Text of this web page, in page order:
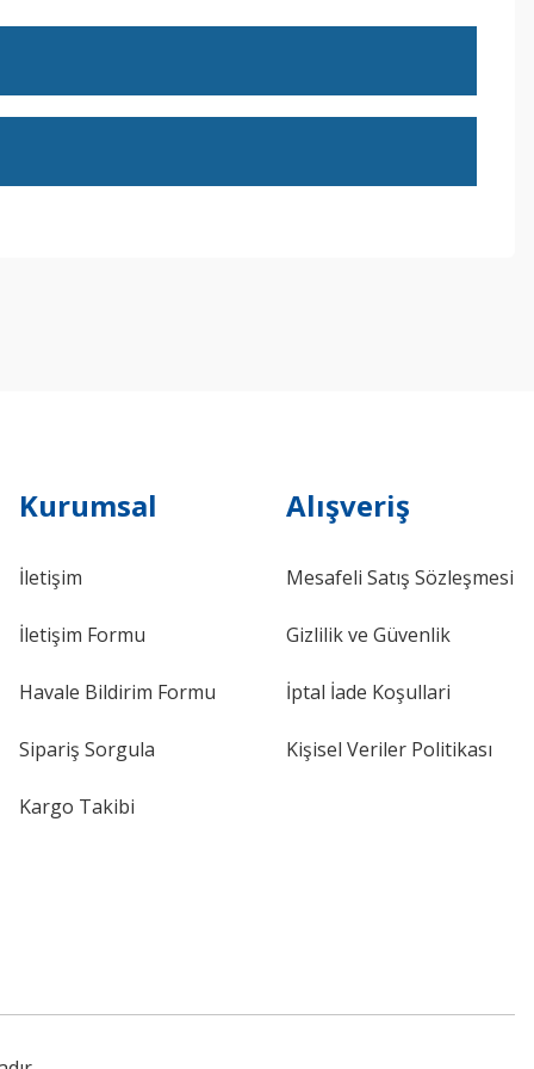
Kurumsal
İletişim
İletişim Formu
Havale Bildirim Formu
Sipariş Sorgula
Kargo Takibi
Alışveriş
Mesafeli Satış Sözleşmesi
Gizlilik ve Güvenlik
İptal İade Koşullari
Kişisel Veriler Politikası